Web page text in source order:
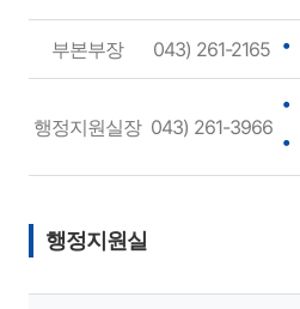
부본부장 043) 261-2165
행정지원실장 043) 261-3966
행정지원실